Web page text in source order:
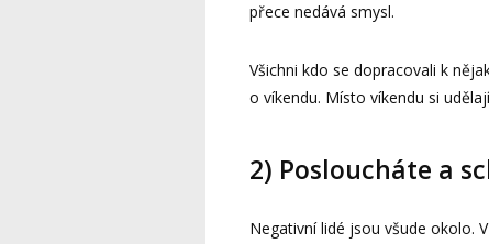
přece nedává smysl.
Všichni kdo se dopracovali k
o víkendu. Místo víkendu si
2) Posloucháte a
Negativní lidé jsou všude okolo.